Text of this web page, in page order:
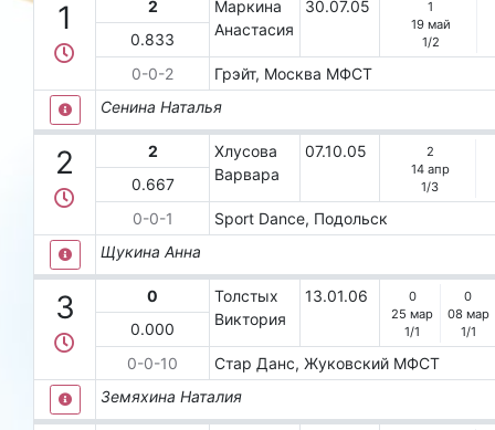
1 2
Маркина
Анастасия
30.07.05
1
19 май
1/2
0.833
0-0-2
Грэйт, Москва МФСТ
Сенина Наталья
2 2
Хлусова
Варвара
07.10.05
2
14 апр
1/3
0.667
0-0-1
Sроrt Dаnсе, Подольск
Щукина Анна
3 0
Толстых
Виктория
13.01.06
0
25 мар
1/1
0
08 мар
1/1
0.000
0-0-10
Стар Данс, Жуковский МФСТ
Земяхина Наталия